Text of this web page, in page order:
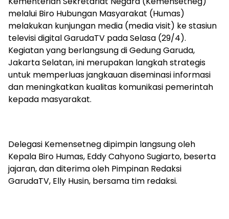
melalui Biro Hubungan Masyarakat (Humas)
melakukan kunjungan media (media visit) ke stasiun
televisi digital GarudaTV pada Selasa (29/4).
Kegiatan yang berlangsung di Gedung Garuda,
Jakarta Selatan, ini merupakan langkah strategis
untuk memperluas jangkauan diseminasi informasi
dan meningkatkan kualitas komunikasi pemerintah
kepada masyarakat.
Delegasi Kemensetneg dipimpin langsung oleh
Kepala Biro Humas, Eddy Cahyono Sugiarto, beserta
jajaran, dan diterima oleh Pimpinan Redaksi
GarudaTV, Elly Husin, bersama tim redaksi.